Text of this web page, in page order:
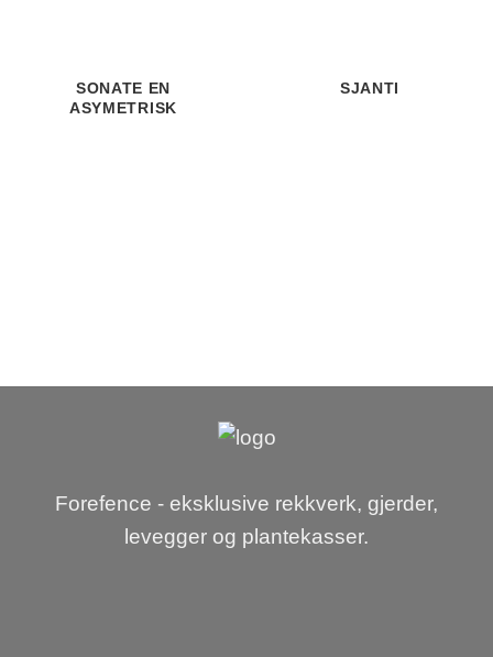
SONATE EN
ASYMETRISK
SJANTI
Forefence - eksklusive rekkverk, gjerder,
levegger og plantekasser.